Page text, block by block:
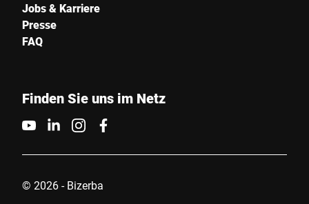
Land *
Ihre Nachricht an uns *
Jobs & Karriere
Presse
FAQ
Finden Sie uns im Netz
© 2026 - Bizerba